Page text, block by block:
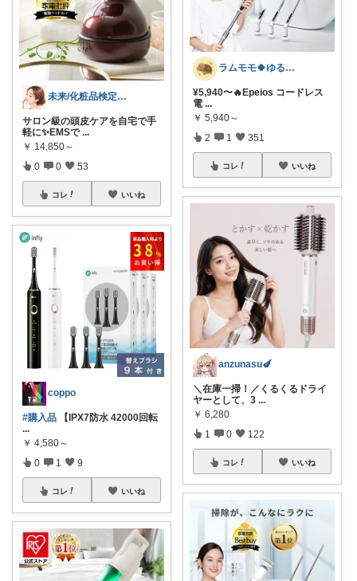
未来/化粧品検定１級💄40代〜美容
サロン級の頭皮ケアを自宅で手
軽に✨EMSで ...
￥ 14,850～
0 0 53
コレ いいね
coppo
#購入品 【IPX7防水 42000回転
...
￥ 4,580～
0 1 9
コレ いいね
ラムモモ🍀ゆるっとミニマル
¥5,940〜🔥Epeios コードレス
電 ...
￥ 5,940～
2 1 351
コレ いいね
anzunasu🍆
＼在庫一掃！／くるくるドライ
ヤーとして、3 ...
￥ 6,280
1 0 122
コレ いいね